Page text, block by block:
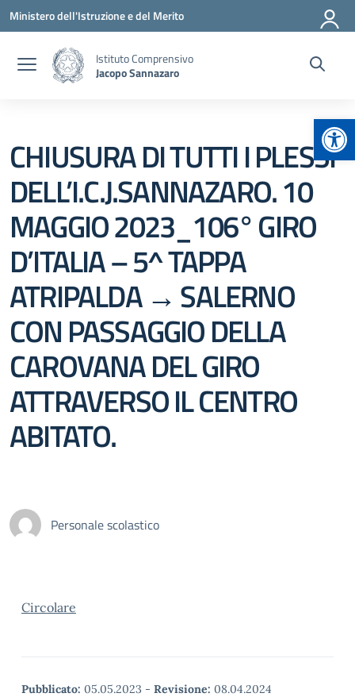
Vai ai contenuti
Vai al menu di navigazione
Vai al footer
Ministero dell'Istruzione e del Merito
Istituto Comprensivo
Jacopo Sannazaro
CHIUSURA DI TUTTI I PLESSI
DELL’I.C.J.SANNAZARO. 10
MAGGIO 2023_106° GIRO
D’ITALIA – 5^ TAPPA
ATRIPALDA → SALERNO
CON PASSAGGIO DELLA
CAROVANA DEL GIRO
ATTRAVERSO IL CENTRO
ABITATO.
Personale scolastico
Circolare
Pubblicato: 05.05.2023 - Revisione: 08.04.2024